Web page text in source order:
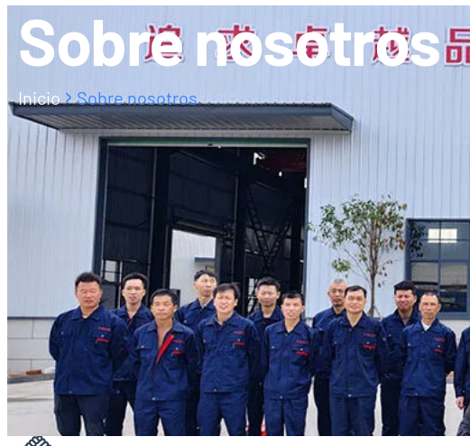
Sobre nosotros
Inicio Sobre nosotros
NUESTRA MISIÓN
Innovación desde